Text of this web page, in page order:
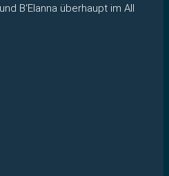
B‘Elanna überhaupt im All